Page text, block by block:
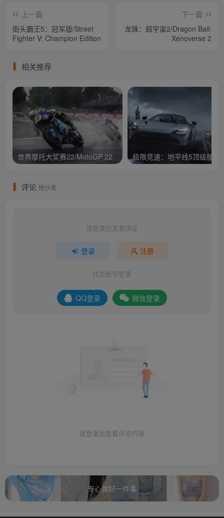
上一篇
街头霸王5：冠军版/Street
Fighter V: Champion Edition
下一篇
龙珠：超宇宙2/Dragon Ball:
Xenoverse 2
相关推荐
世界摩托大奖赛22/MotoGP 22
评论 抢沙发
请登录后发表评论
登录 注册
社交账号登录
QQ登录 微信登录
请登录后查看评论内容
专心做好一件事